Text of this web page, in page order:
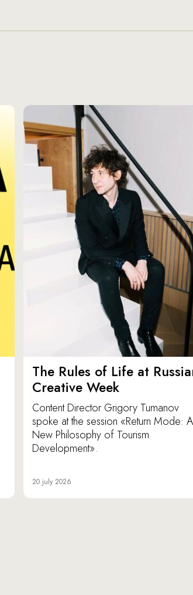
The Rules of Life at
Creative Week
Content Director Grigory Tumanov
spoke at the session «Return Mode: A
New Philosophy of Tourism
Development».
20 july 2026